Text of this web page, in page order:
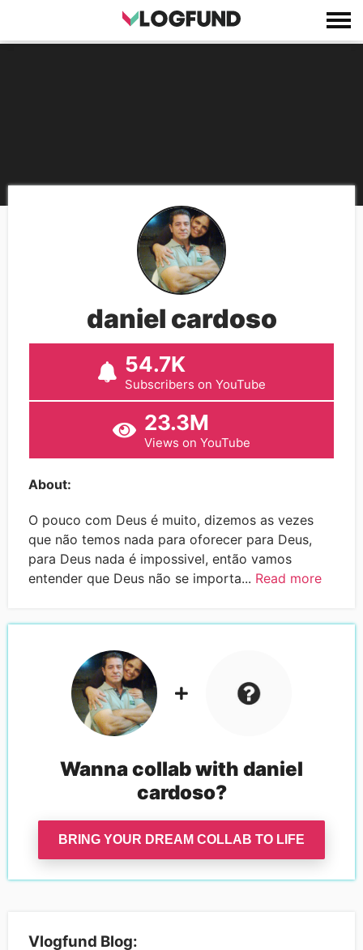
daniel cardoso
54.7K
Subscribers on YouTube
23.3M
Views on YouTube
About:
O pouco com Deus é muito, dizemos as vezes
que não temos nada para oforecer para Deus,
para Deus nada é impossivel, então vamos
entender que Deus não se importa... Read more
Wanna collab with daniel
cardoso?
BRING YOUR DREAM COLLAB TO LIFE
Vlogfund Blog: